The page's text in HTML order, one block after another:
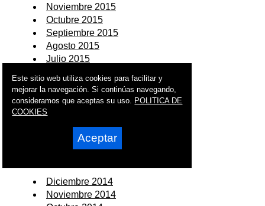
Noviembre 2015
Octubre 2015
Septiembre 2015
Agosto 2015
Julio 2015
Mayo 2015
Abril 2015
Marzo 2015
Enero 2015
Diciembre 2014
Noviembre 2014
Este sitio web utiliza cookies para facilitar y
mejorar la navegación. Si continúas navegando,
consideramos que aceptas su uso. POLITICA DE
COOKIES
Aceptar